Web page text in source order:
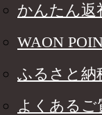
かんたん返
WAON
ふるさと納
よくあるご